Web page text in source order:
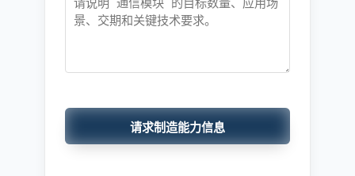
请求制造能力信息